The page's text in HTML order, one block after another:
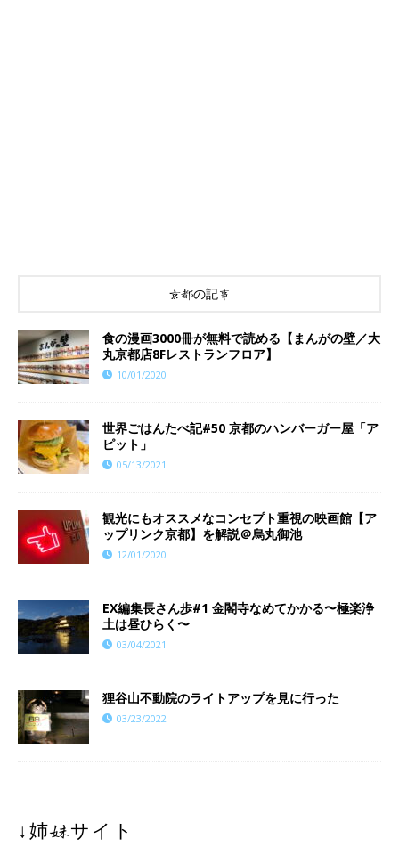
京都の記事
食の漫画3000冊が無料で読める【まんがの壁／大
丸京都店8Fレストランフロア】
10/01/2020
世界ごはんたべ記#50 京都のハンバーガー屋「ア
ピット」
05/13/2021
観光にもオススメなコンセプト重視の映画館【ア
ップリンク京都】を解説＠烏丸御池
12/01/2020
EX編集長さん歩#1 金閣寺なめてかかる〜極楽浄
土は昼ひらく〜
03/04/2021
狸谷山不動院のライトアップを見に行った
03/23/2022
↓姉妹サイト